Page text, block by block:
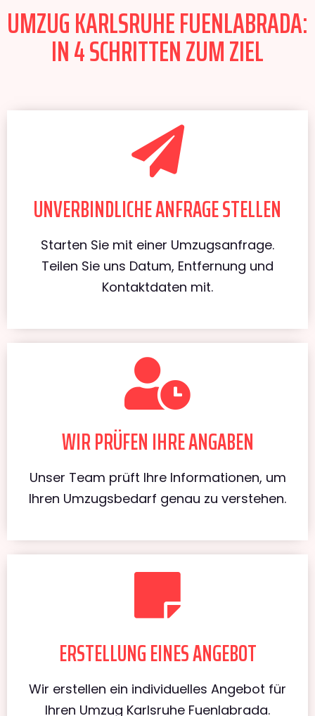
UMZUG KARLSRUHE FUENLABRADA:
IN 4 SCHRITTEN ZUM ZIEL
UNVERBINDLICHE ANFRAGE STELLEN
Starten Sie mit einer Umzugsanfrage.
Teilen Sie uns Datum, Entfernung und
Kontaktdaten mit.
WIR PRÜFEN IHRE ANGABEN
Unser Team prüft Ihre Informationen, um
Ihren Umzugsbedarf genau zu verstehen.
ERSTELLUNG EINES ANGEBOT
Wir erstellen ein individuelles Angebot für
Ihren Umzug Karlsruhe Fuenlabrada.